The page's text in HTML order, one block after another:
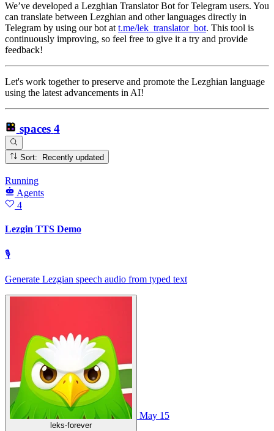
We’ve developed a Lezghian Translator Bot for Telegram users. You
can translate between Lezghian and other languages directly in
Telegram by using our bot at t.me/lek_translator_bot. This tool is
continuously improving, so feel free to give it a try and provide
feedback!
Let's work together to preserve and promote the Lezghian language
using the latest advancements in AI!
spaces 4
Sort: Recently updated
Running
Agents
4
Lezgin TTS Demo
🎙
Generate Lezgian speech audio from typed text
leks-forever
May 15